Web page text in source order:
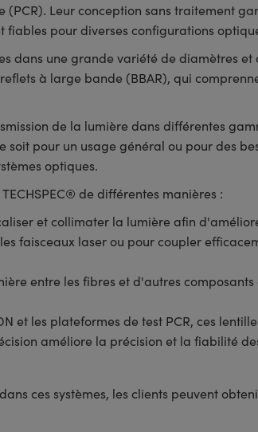
Leur conception sans traitement
pour diverses configurations
dans une grande variété de diamètres
à large bande (BBAR), qui
de la lumière dans différentes
pour un usage général ou pour des
optiques.
de différentes manières :
et collimater la lumière afin
faisceaux laser ou pour coupler
entre les fibres et d'autres
et les plateformes de test PCR, ces
améliore la précision et la fiabilité
ces systèmes, les clients peuvent